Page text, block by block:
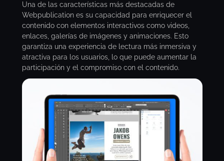
Una de las características más destacadas de
Webpublication es su capacidad para enriquecer el
contenido con elementos interactivos como videos,
enlaces, galerías de imágenes y animaciones. Esto
garantiza una experiencia de lectura más inmersiva y
atractiva para los usuarios, lo que puede aumentar la
participación y el compromiso con el contenido.